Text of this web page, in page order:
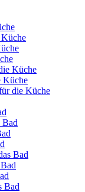
Küche
Küche
die Küche
Bad
Bad
Bad